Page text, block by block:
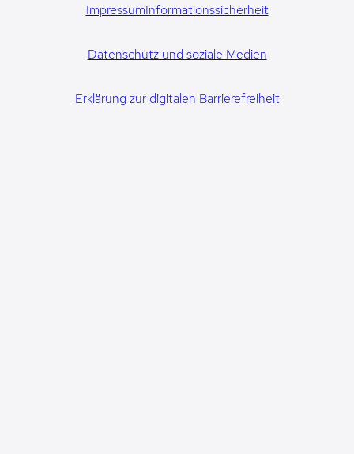
ImpressumInformationssicherheit
Datenschutz und soziale Medien
Erklärung zur digitalen Barrierefreiheit